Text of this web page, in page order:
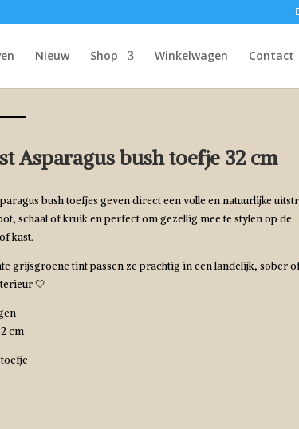
Nieuw Shop Winkelwagen Contact
Asparagus bush toefje 32 cm
bush toefjes geven direct een volle en natuurlijke
schaal of kruik en perfect om gezellig mee te stylen op de
kast.
grijsgroene tint passen ze prachtig in een landelijk, sober
🤍
cm